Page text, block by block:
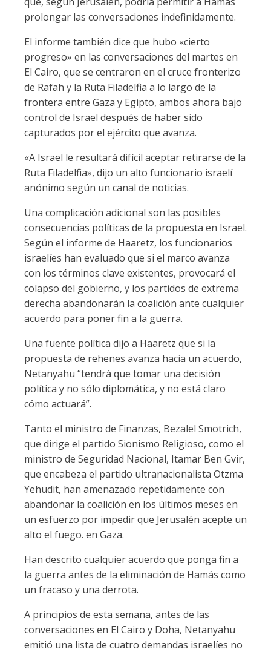
prolongar las conversaciones indefinidamente.
El informe también dice que hubo «cierto
progreso» en las conversaciones del martes en
El Cairo, que se centraron en el cruce fronterizo
de Rafah y la Ruta Filadelfia a lo largo de la
frontera entre Gaza y Egipto, ambos ahora bajo
control de Israel después de haber sido
capturados por el ejército que avanza.
«A Israel le resultará difícil aceptar retirarse de la
Ruta Filadelfia», dijo un alto funcionario israelí
anónimo según un canal de noticias.
Una complicación adicional son las posibles
consecuencias políticas de la propuesta en Israel.
Según el informe de Haaretz, los funcionarios
israelíes han evaluado que si el marco avanza
con los términos clave existentes, provocará el
colapso del gobierno, y los partidos de extrema
derecha abandonarán la coalición ante cualquier
acuerdo para poner fin a la guerra.
Una fuente política dijo a Haaretz que si la
propuesta de rehenes avanza hacia un acuerdo,
Netanyahu “tendrá que tomar una decisión
política y no sólo diplomática, y no está claro
cómo actuará”.
Tanto el ministro de Finanzas, Bezalel Smotrich,
que dirige el partido Sionismo Religioso, como el
ministro de Seguridad Nacional, Itamar Ben Gvir,
que encabeza el partido ultranacionalista Otzma
Yehudit, han amenazado repetidamente con
abandonar la coalición en los últimos meses en
un esfuerzo por impedir que Jerusalén acepte un
alto el fuego. en Gaza.
Han descrito cualquier acuerdo que ponga fin a
la guerra antes de la eliminación de Hamás como
un fracaso y una derrota.
A principios de esta semana, antes de las
conversaciones en El Cairo y Doha, Netanyahu
emitió una lista de cuatro demandas israelíes no